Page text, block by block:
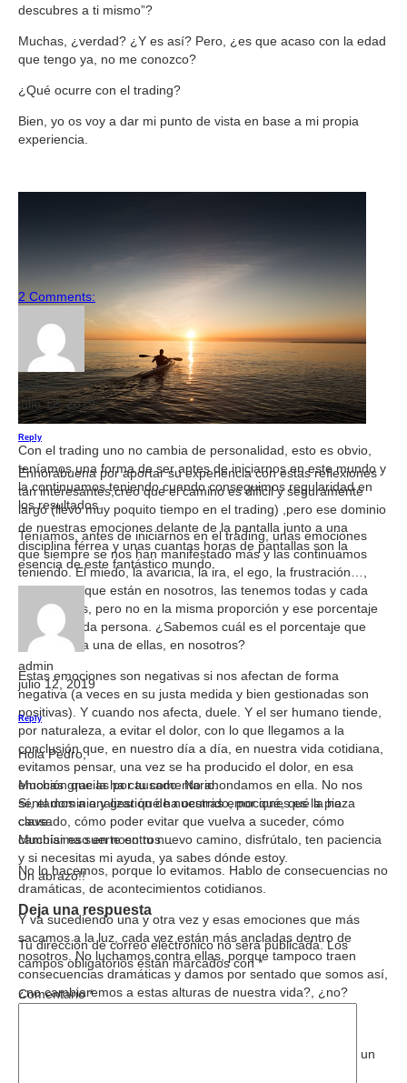
descubres a ti mismo”?
Muchas, ¿verdad? ¿Y es así? Pero, ¿es que acaso con la edad
que tengo ya, no me conozco?
¿Qué ocurre con el trading?
Bien, yo os voy a dar mi punto de vista en base a mi propia
experiencia.
Con el trading uno no cambia de personalidad, esto es obvio,
teníamos una forma de ser antes de iniciarnos en este mundo y
la continuamos teniendo cuando conseguimos regularidad en
los resultados.
Teníamos, antes de iniciarnos en el trading, unas emociones
que siempre se nos han manifestado más y las continuamos
teniendo. El miedo, la avaricia, la ira, el ego, la frustración…,
emociones que están en nosotros, las tenemos todas y cada
una de ellas, pero no en la misma proporción y ese porcentaje
varía en cada persona. ¿Sabemos cuál es el porcentaje que
hay de cada una de ellas, en nosotros?
Estas emociones son negativas si nos afectan de forma
negativa (a veces en su justa medida y bien gestionadas son
positivas). Y cuando nos afecta, duele. Y el ser humano tiende,
por naturaleza, a evitar el dolor, con lo que llegamos a la
conclusión que, en nuestro día a día, en nuestra vida cotidiana,
evitamos pensar, una vez se ha producido el dolor, en esa
emoción que la ha causado. No ahondamos en ella. No nos
sentamos a analizar qué ha ocurrido, por qué, qué la ha
causado, cómo poder evitar que vuelva a suceder, cómo
cambiar eso en nosotros…
No lo hacemos, porque lo evitamos. Hablo de consecuencias no
dramáticas, de acontecimientos cotidianos.
Y va sucediendo una y otra vez y esas emociones que más
sacamos a la luz, cada vez están más ancladas dentro de
nosotros. No luchamos contra ellas, porque tampoco traen
consecuencias dramáticas y damos por sentado que somos así,
¿no cambiaremos a estas alturas de nuestra vida?, ¿no?
Nosotros felices pensando que, aprendiendo cuatro cosas, un
2 Comments:
pedro
julio 12, 2019
Reply
Enhorabuena por aportar su experiencia con estas reflexiones
tan interesantes,creo que el camino es dificil y seguramente
largo (llevo muy poquito tiempo en el trading) ,pero ese dominio
de nuestras emociones delante de la pantalla junto a una
disciplina férrea y unas cuantas horas de pantallas son la
esencia de este fantástico mundo.
admin
julio 12, 2019
Reply
Hola Pedro,
Muchas gracias por tu comentario.
Sí, el dominio y gestión de nuestras emociones es la pieza
clave.
Muchísima suerte en tu nuevo camino, disfrútalo, ten paciencia
y si necesitas mi ayuda, ya sabes dónde estoy.
Un abrazo!!
Deja una respuesta
Tu dirección de correo electrónico no será publicada. Los
campos obligatorios están marcados con*
Comentario*